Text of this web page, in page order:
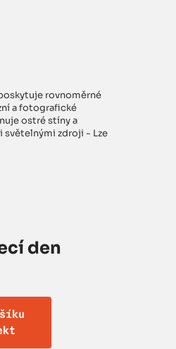
rovnoměrné
a fotografické
ostré stíny a
světelnými zdroji - Lze
den